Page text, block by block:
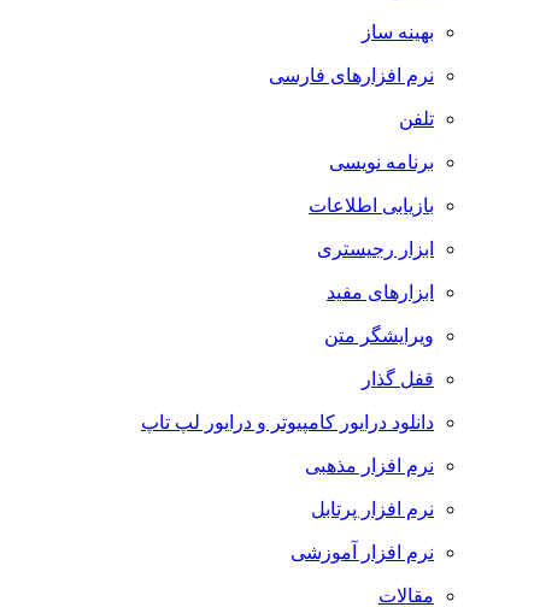
بهینه ساز
نرم افزارهای فارسی
تلفن
برنامه نویسی
بازیابی اطلاعات
ابزار رجیستری
ابزارهای مفید
ویرایشگر متن
قفل گذار
دانلود درایور کامپیوتر و درایور لپ تاپ
نرم افزار مذهبی
نرم افزار پرتابل
نرم افزار آموزشی
مقالات